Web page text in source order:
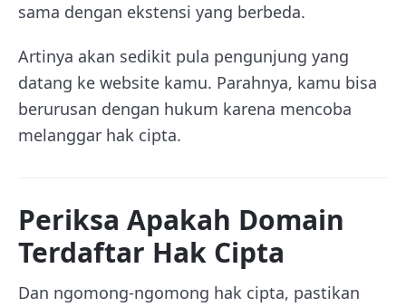
sama dengan ekstensi yang berbeda.
Artinya akan sedikit pula pengunjung yang
datang ke website kamu. Parahnya, kamu bisa
berurusan dengan hukum karena mencoba
melanggar hak cipta.
Periksa Apakah Domain
Terdaftar Hak Cipta
Dan ngomong-ngomong hak cipta, pastikan